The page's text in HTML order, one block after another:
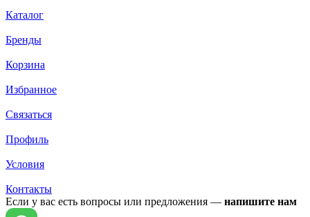
Каталог
Бренды
Корзина
Избранное
Связаться
Профиль
Условия
Контакты
Если у вас есть вопросы или предложения — напишите нам